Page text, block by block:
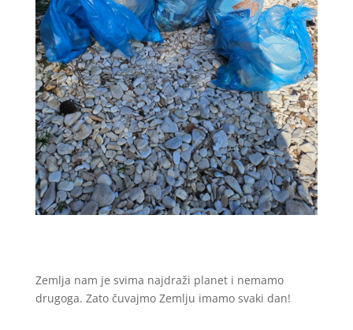
Zemlja nam je svima najdraži planet i nemamo
drugoga. Zato čuvajmo Zemlju imamo svaki dan!